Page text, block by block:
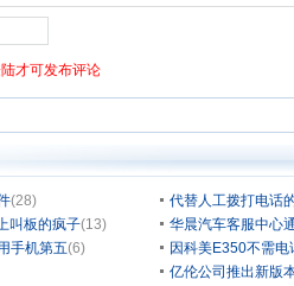
(28)
代替人工拨打电话
叫板的疯子(13)
华晨汽车客服中心
手机第五(6)
因科美E350不需
亿伦公司推出新版